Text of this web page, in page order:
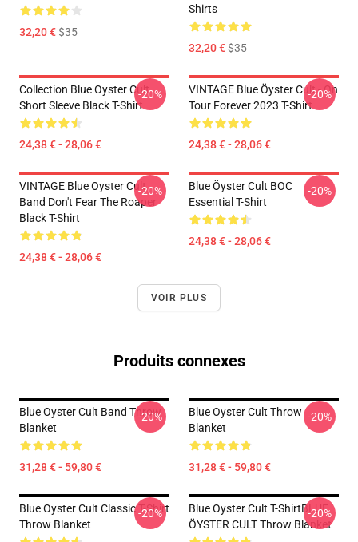
32,20 €$35
Shirts
32,20 €$35
Collection Blue Oyster Cult
Short Sleeve Black T-Shirt
24,38 € - 28,06 €
-20%
VINTAGE Blue Öyster Cult - On
Tour Forever 2023 T-Shirt
24,38 € - 28,06 €
-20%
VINTAGE Blue Oyster Cult
Band Don't Fear The Roaper
Black T-Shirt
24,38 € - 28,06 €
-20%
Blue Öyster Cult BOC
Essential T-Shirt
24,38 € - 28,06 €
-20%
VOIR PLUS
Produits connexes
Blue Oyster Cult Band Throw
Blanket
31,28 € - 59,80 €
-20%
Blue Oyster Cult Throw
Blanket
31,28 € - 59,80 €
-20%
Blue Oyster Cult Classic T-Shirt
Throw Blanket
-20%
Blue Oyster Cult T-ShirtBLUE
ÖYSTER CULT Throw Blanket
-20%